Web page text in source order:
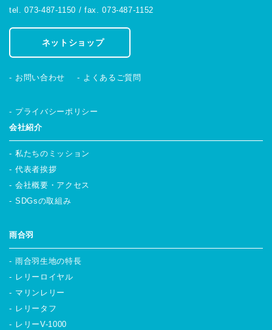
tel. 073-487-1150 / fax. 073-487-1152
ネットショップ
お問い合わせ よくあるご質問
プライバシーポリシー
会社紹介
私たちのミッション
代表者挨拶
会社概要・アクセス
SDGsの取組み
雨合羽
雨合羽生地の特長
レリーロイヤル
マリンレリー
レリータフ
レリーV-1000